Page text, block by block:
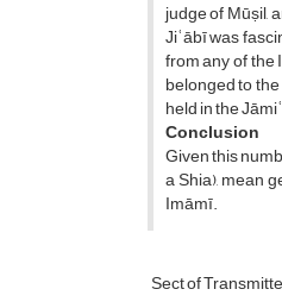
judge of Mūṣil,
Jiʿābī was
from any of
belonged to
held in the
Conclusion
Given this
a Shia), mean
Imāmī.
Sect of